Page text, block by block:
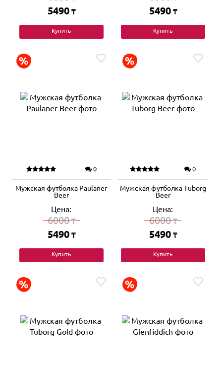
5490 ₸
Купить
5490 ₸
Купить
0
Мужская футболка Paulaner
Beer
Цена:
6000₸
5490 ₸
Купить
0
Мужская футболка Tuborg
Beer
Цена:
6000₸
5490 ₸
Купить